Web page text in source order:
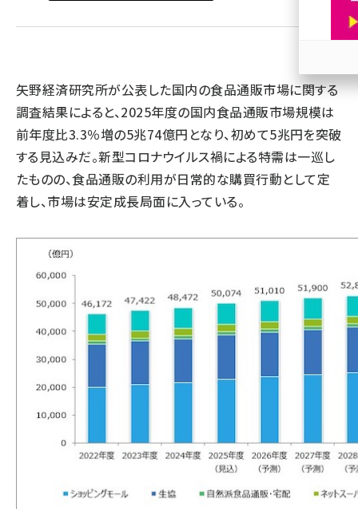
矢野経済研究所が公表した国内の食品通販市場に関する
調査結果によると、2025年度の国内食品通販市場規模は
前年度比3.3％増の5兆74億円となり、初めて5兆円を突破
する見込みだ。新型コロナウイルス禍による特需は一巡し
たものの、食品通販の利用が日常的な購買行動として定
着し、市場は安定成長局面に入っている。
参